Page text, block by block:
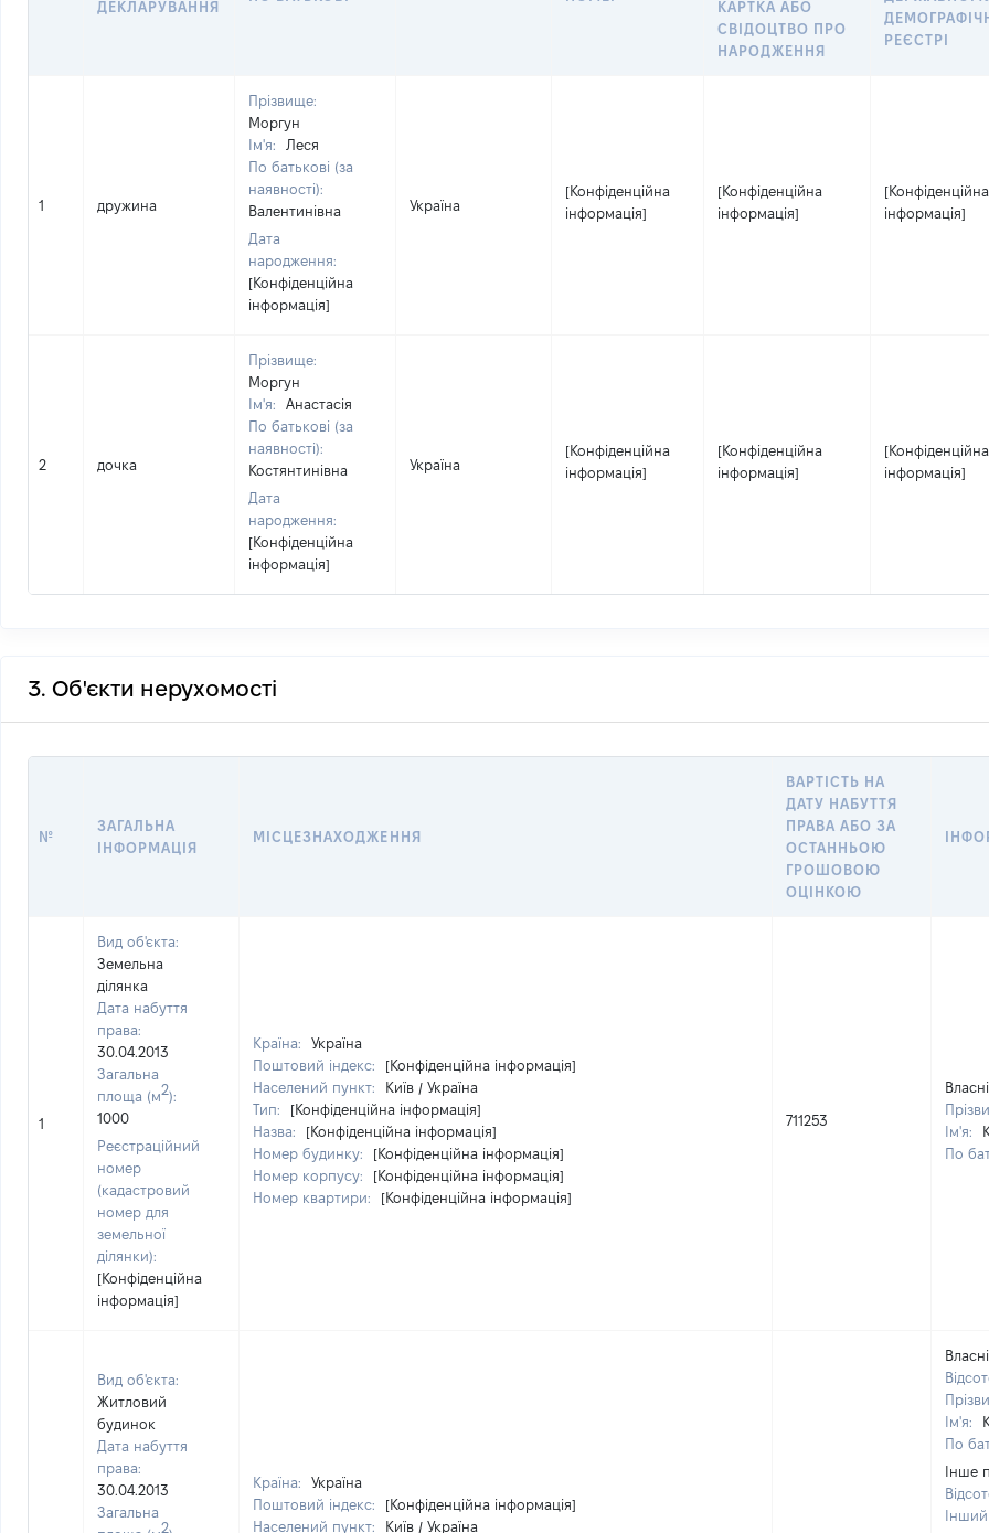
ДЕКЛАРУВАННЯ
КАРТКА АБО
СВІДОЦТВО ПРО
НАРОДЖЕННЯ
РЕЄСТРІ
1 дружина
Прізвище:
Моргун
Ім'я:
Леся
По батькові (за
наявності):
Валентинівна
Дата
народження:
[Конфіденційна
інформація]
Україна
[Конфіденційна
інформація]
[Конфіденційна
інформація]
[Конфіденційна
інформація]
2 дочка
Прізвище:
Моргун
Ім'я:
Анастасія
По батькові (за
наявності):
Костянтинівна
Дата
народження:
[Конфіденційна
інформація]
Україна
[Конфіденційна
інформація]
[Конфіденційна
інформація]
[Конфіденційна
інформація]
3. Об'єкти нерухомості
№
ЗАГАЛЬНА
ІНФОРМАЦІЯ
МІСЦЕЗНАХОДЖЕННЯ
ВАРТІСТЬ НА
ДАТУ НАБУТТЯ
ПРАВА АБО ЗА
ОСТАННЬОЮ
ГРОШОВОЮ
ОЦІНКОЮ
1
Вид об'єкта:
Земельна
ділянка
Дата набуття
права:
30.04.2013
Загальна
площа (м2):
1000
Реєстраційний
номер
(кадастровий
номер для
земельної
ділянки):
[Конфіденційна
інформація]
Країна:
Україна
Поштовий індекс:
[Конфіденційна інформація]
Населений пункт:
Київ / Україна
Тип:
[Конфіденційна інформація]
Назва:
[Конфіденційна інформація]
Номер будинку:
[Конфіденційна інформація]
Номер корпусу:
[Конфіденційна інформація]
Номер квартири:
[Конфіденційна інформація]
711253
Ім'я:
По
Вид об'єкта:
Житловий
будинок
Дата набуття
права:
30.04.2013
Загальна
2
Країна:
Україна
Поштовий індекс:
[Конфіденційна інформація]
Населений пункт:
Київ / Україна
Ім'я:
По
Інше